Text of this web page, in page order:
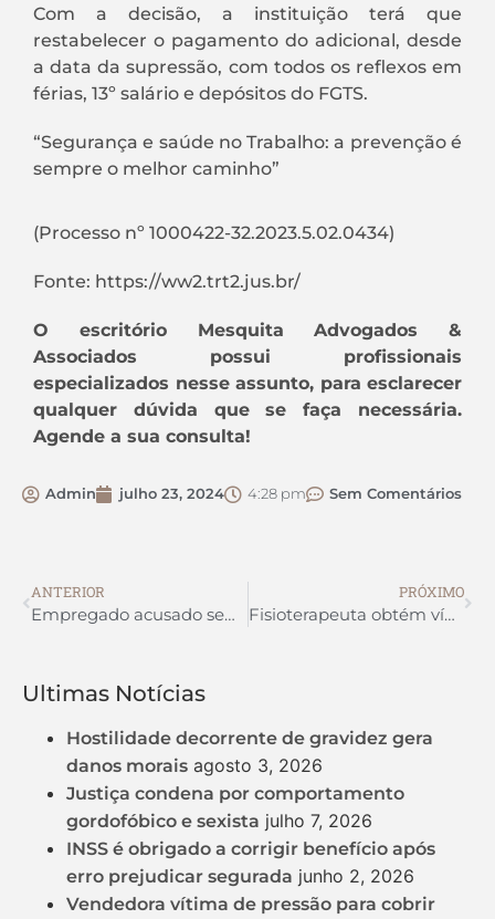
Com a decisão, a instituição terá que
restabelecer o pagamento do adicional, desde
a data da supressão, com todos os reflexos em
férias, 13º salário e depósitos do FGTS.
“Segurança e saúde no Trabalho: a prevenção é
sempre o melhor caminho”
(Processo nº 1000422-32.2023.5.02.0434)
Fonte: https://ww2.trt2.jus.br/
O escritório Mesquita Advogados &
Associados possui profissionais
especializados nesse assunto, para esclarecer
qualquer dúvida que se faça necessária.
Agende a sua consulta!
Admin julho 23, 2024 4:28 pm Sem Comentários
ANTERIOR
Empregado acusado sem provas de furto reverte justa causa e recebe indenização
PRÓXIMO
Fisioterapeuta obtém vínculo empregatício ao comprovar fraude na contratação como sócia de empresa
Ultimas Notícias
Hostilidade decorrente de gravidez gera
danos morais agosto 3, 2026
Justiça condena por comportamento
gordofóbico e sexista julho 7, 2026
INSS é obrigado a corrigir benefício após
erro prejudicar segurada junho 2, 2026
Vendedora vítima de pressão para cobrir